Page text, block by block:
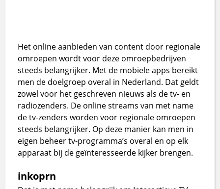
Het online aanbieden van content door regionale
omroepen wordt voor deze omroepbedrijven
steeds belangrijker. Met de mobiele apps bereikt
men de doelgroep overal in Nederland. Dat geldt
zowel voor het geschreven nieuws als de tv- en
radiozenders. De online streams van met name
de tv-zenders worden voor regionale omroepen
steeds belangrijker. Op deze manier kan men in
eigen beheer tv-programma’s overal en op elk
apparaat bij de geïnteresseerde kijker brengen.
inkoprn